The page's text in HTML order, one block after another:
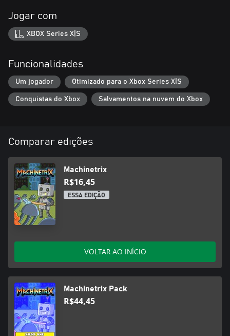
Jogar com
XBOX Series X|S
Funcionalidades
Um jogador Otimizado para o Xbox Series X|S
Conquistas do Xbox Salvamentos na nuvem do Xbox
Comparar edições
Machinetrix
R$16,45
ESSA EDIÇÃO
VOLTAR AO INÍCIO
Machinetrix Pack
R$44,45